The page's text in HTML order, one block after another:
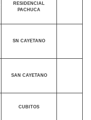
RESIDENCIAL
PACHUCA
SN CAYETANO
SAN CAYETANO
CUBITOS